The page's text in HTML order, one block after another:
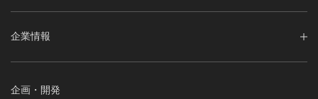
企業情報
企画・開発